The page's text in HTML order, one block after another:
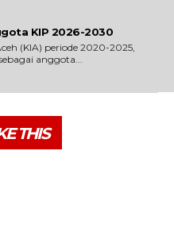
KIP 2026-2030
(KIA) periode 2020-2025,
anggota...
THIS